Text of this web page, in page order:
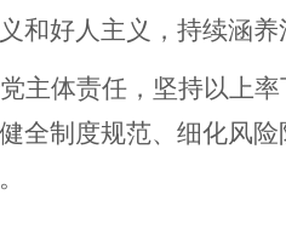
和好人主义，持续涵养
主体责任，坚持以上
全制度规范、细化风